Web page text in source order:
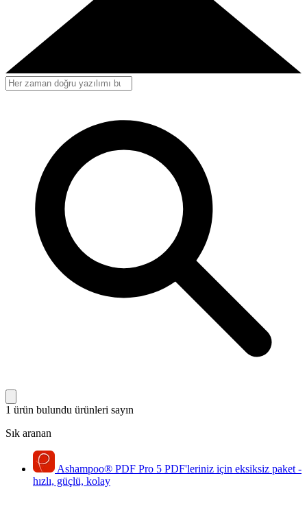
1 ürün bulundu ürünleri sayın
Sık aranan
Ashampoo® PDF Pro 5 PDF'leriniz için eksiksiz paket -
hızlı, güçlü, kolay